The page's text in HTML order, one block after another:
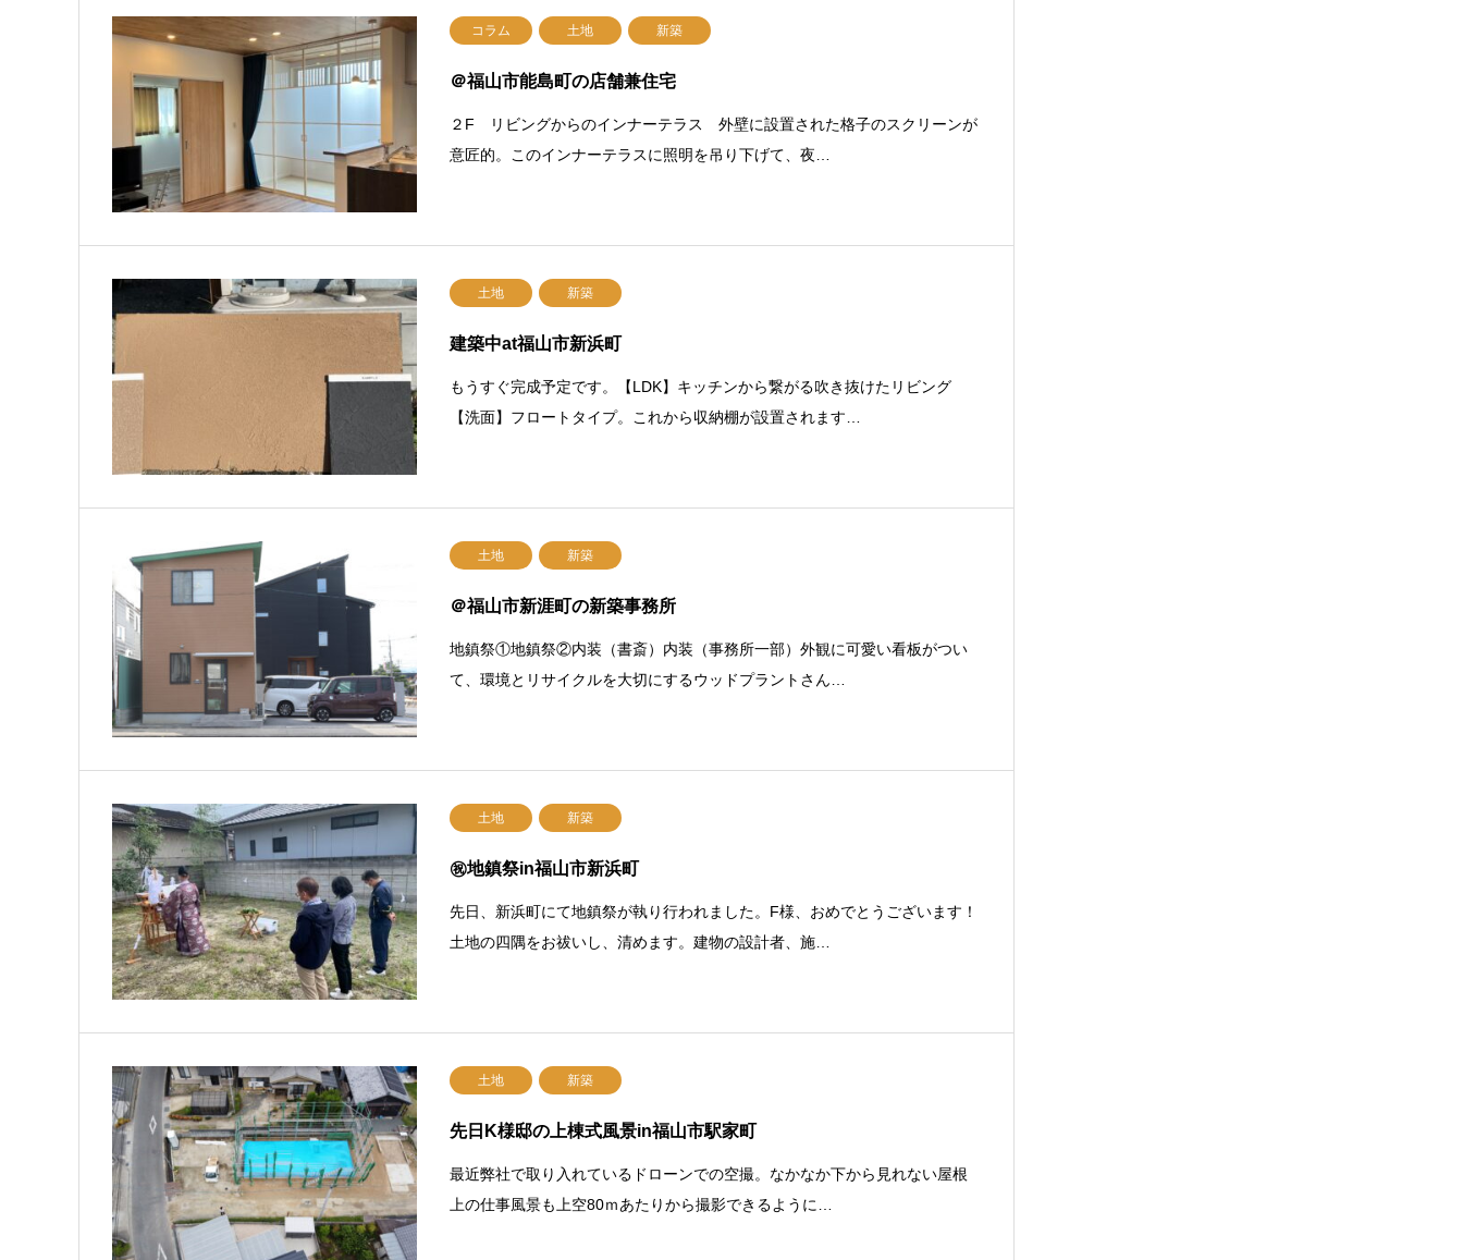
コラム 土地 新築
＠福山市能島町の店舗兼住宅
２F リビングからのインナーテラス 外壁に設置された格子のスクリーンが
意匠的。このインナーテラスに照明を吊り下げて、夜…
土地 新築
建築中at福山市新浜町
もうすぐ完成予定です。【LDK】キッチンから繋がる吹き抜けたリビング
【洗面】フロートタイプ。これから収納棚が設置されます…
土地 新築
＠福山市新涯町の新築事務所
地鎮祭①地鎮祭②内装（書斎）内装（事務所一部）外観に可愛い看板がつい
て、環境とリサイクルを大切にするウッドプラントさん…
土地 新築
㊗地鎮祭in福山市新浜町
先日、新浜町にて地鎮祭が執り行われました。F様、おめでとうございます！
土地の四隅をお祓いし、清めます。建物の設計者、施…
土地 新築
先日K様邸の上棟式風景in福山市駅家町
最近弊社で取り入れているドローンでの空撮。なかなか下から見れない屋根
上の仕事風景も上空80ｍあたりから撮影できるように…